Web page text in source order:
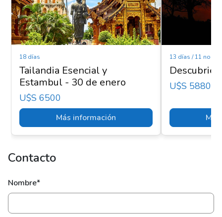
18 días
Tailandia Esencial y
Estambul - 30 de enero
U$s 6500
Más información
13 días / 11
U$s 5880
Contacto
Nombre*